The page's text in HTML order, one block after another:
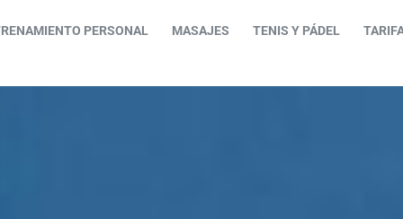
PERSONAL MASAJES TENIS Y PÁDEL